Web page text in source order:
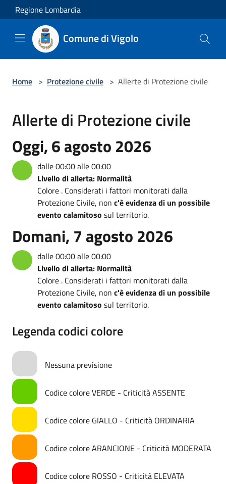
Salta al contenuto principale
Regione Lombardia
Comune di Vigolo
Home > Protezione civile > Allerte di Protezione civile
Allerte di Protezione civile
Oggi, 6 agosto 2026
dalle 00:00 alle 00:00
Livello di allerta: Normalità
Colore . Considerati i fattori monitorati dalla
Protezione Civile, non c'è evidenza di un possibile
evento calamitoso sul territorio.
Domani, 7 agosto 2026
dalle 00:00 alle 00:00
Livello di allerta: Normalità
Colore . Considerati i fattori monitorati dalla
Protezione Civile, non c'è evidenza di un possibile
evento calamitoso sul territorio.
Legenda codici colore
Nessuna previsione
Codice colore VERDE - Criticità ASSENTE
Codice colore GIALLO - Criticità ORDINARIA
Codice colore ARANCIONE - Criticità MODERATA
Codice colore ROSSO - Criticità ELEVATA